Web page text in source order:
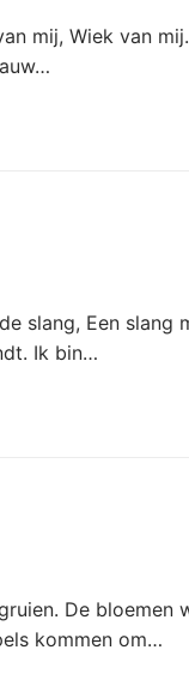
mij, Wiek van
slang, Een slang
Ik bin…
De bloemen
kommen om…